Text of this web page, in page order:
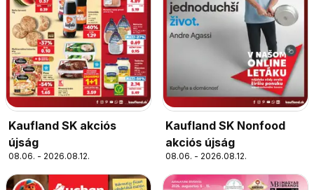
Kaufland SK akciós
újság
08.06. - 2026.08.12.
Kaufland SK Nonfood
akciós újság
08.06. - 2026.08.12.